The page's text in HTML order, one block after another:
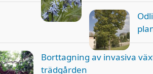
Borttagning av invasiva
trädgården